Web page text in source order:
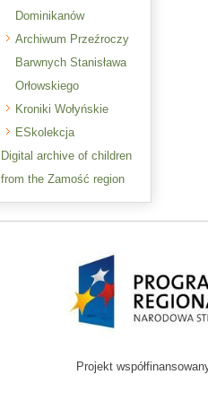
Dominikanów
Archiwum Przeźroczy
Barwnych Stanisława
Orłowskiego
Kroniki Wołyńskie
ESkolekcja
Digital archive of children
from the Zamość region
Projekt